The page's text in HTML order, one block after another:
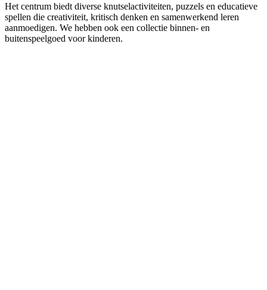
Het centrum biedt diverse knutselactiviteiten, puzzels en educatieve
spellen die creativiteit, kritisch denken en samenwerkend leren
aanmoedigen. We hebben ook een collectie binnen- en
buitenspeelgoed voor kinderen.